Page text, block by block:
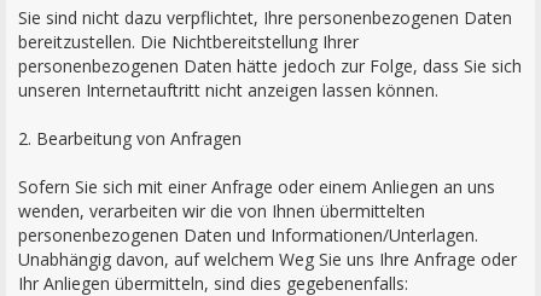
Sie sind nicht dazu verpflichtet, Ihre personenbezogenen Daten
bereitzustellen. Die Nichtbereitstellung Ihrer
personenbezogenen Daten hätte jedoch zur Folge, dass Sie sich
unseren Internetauftritt nicht anzeigen lassen können.
2. Bearbeitung von Anfragen
Sofern Sie sich mit einer Anfrage oder einem Anliegen an uns
wenden, verarbeiten wir die von Ihnen übermittelten
personenbezogenen Daten und Informationen/Unterlagen.
Unabhängig davon, auf welchem Weg Sie uns Ihre Anfrage oder
Ihr Anliegen übermitteln, sind dies gegebenenfalls: